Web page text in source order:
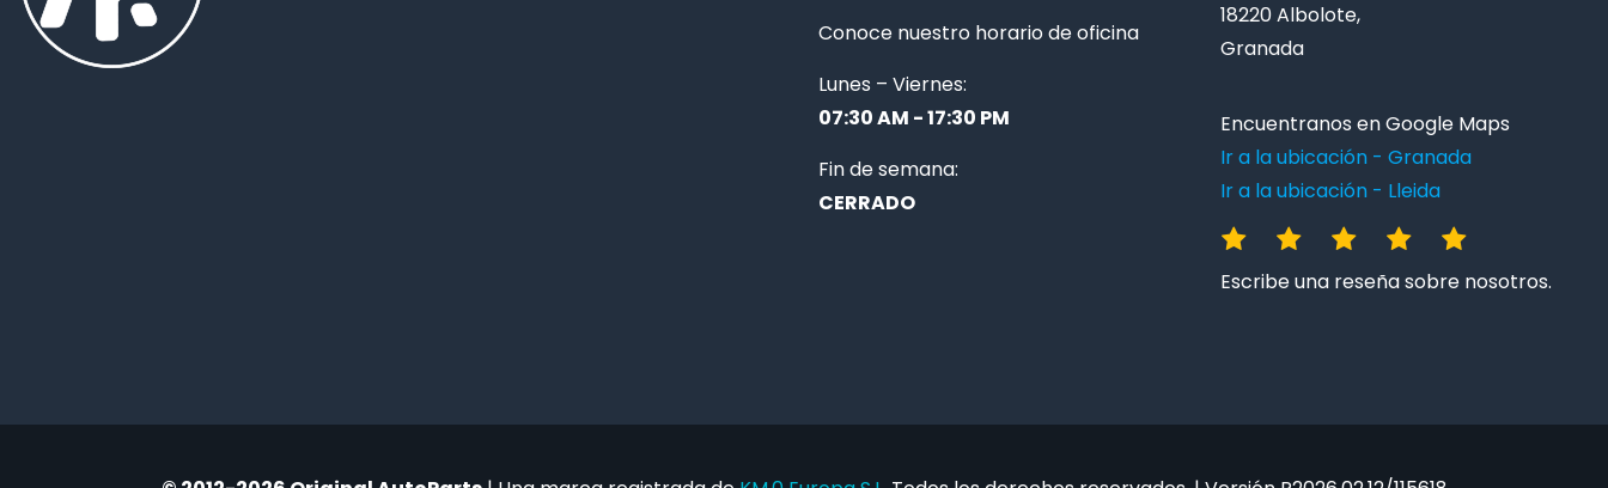
Conoce nuestro horario de oficina
Lunes – Viernes:
07:30 AM - 17:30 PM
Fin de semana:
CERRADO
18220 Albolote,
Granada
Encuentranos en Google Maps
Ir a la ubicación - Granada
Ir a la ubicación - Lleida
Escribe una reseña sobre nosotros.